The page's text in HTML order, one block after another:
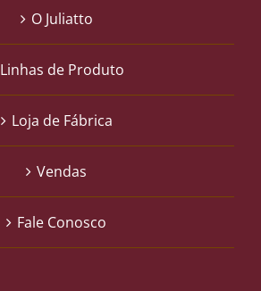
O Juliatto
Linhas de Produto
Loja de Fábrica
Vendas
Fale Conosco